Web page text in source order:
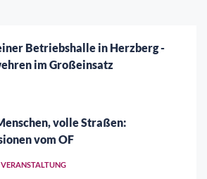
Betriebshalle in Herzberg -
im Großeinsatz
volle Straßen:
vom OF